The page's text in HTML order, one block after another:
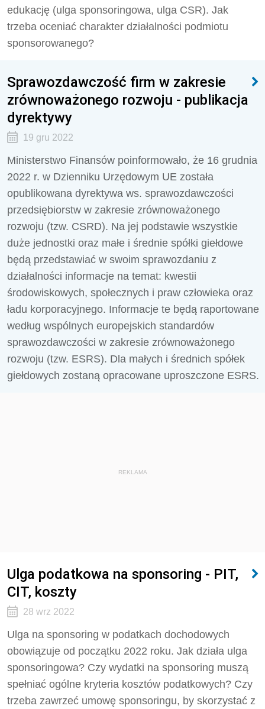
edukację (ulga sponsoringowa, ulga CSR). Jak
trzeba oceniać charakter działalności podmiotu
sponsorowanego?
Sprawozdawczość firm w zakresie
zrównoważonego rozwoju - publikacja
dyrektywy
19 gru 2022
Ministerstwo Finansów poinformowało, że 16 grudnia
2022 r. w Dzienniku Urzędowym UE została
opublikowana dyrektywa ws. sprawozdawczości
przedsiębiorstw w zakresie zrównoważonego
rozwoju (tzw. CSRD). Na jej podstawie wszystkie
duże jednostki oraz małe i średnie spółki giełdowe
będą przedstawiać w swoim sprawozdaniu z
działalności informacje na temat: kwestii
środowiskowych, społecznych i praw człowieka oraz
ładu korporacyjnego. Informacje te będą raportowane
według wspólnych europejskich standardów
sprawozdawczości w zakresie zrównoważonego
rozwoju (tzw. ESRS). Dla małych i średnich spółek
giełdowych zostaną opracowane uproszczone ESRS.
REKLAMA
Ulga podatkowa na sponsoring - PIT,
CIT, koszty
28 wrz 2022
Ulga na sponsoring w podatkach dochodowych
obowiązuje od początku 2022 roku. Jak działa ulga
sponsoringowa? Czy wydatki na sponsoring muszą
spełniać ogólne kryteria kosztów podatkowych? Czy
trzeba zawrzeć umowę sponsoringu, by skorzystać z